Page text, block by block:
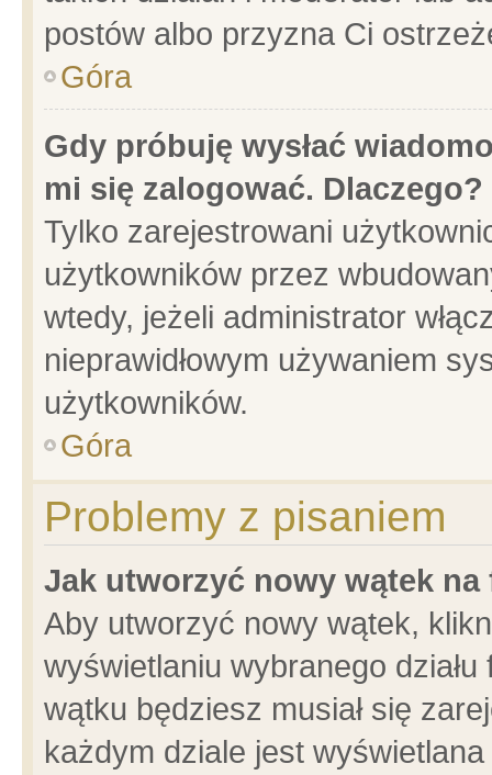
postów albo przyzna Ci
Góra
Gdy próbuję wysłać
mi się zalogować. Dlaczego?
Tylko zarejestrowani
użytkowników przez
wtedy, jeżeli administrator
nieprawidłowym używaniem
użytkowników.
Góra
Problemy z pisaniem
Jak utworzyć nowy wątek na
Aby utworzyć nowy wątek,
wyświetlaniu wybranego
wątku będziesz musiał się
każdym dziale jest